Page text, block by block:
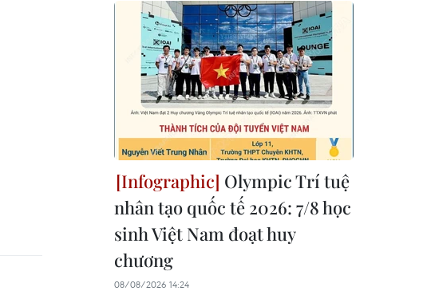
Olympic Trí tuệ
nhân tạo quốc tế 2026: 7/8 học
sinh Việt Nam đoạt huy
chương
08/08/2026 14:24